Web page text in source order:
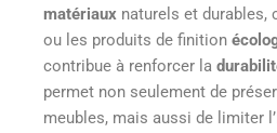
matériaux naturels et
ou les produits de finition
contribue à renforcer la
permet non seulement de
meubles, mais aussi de limiter